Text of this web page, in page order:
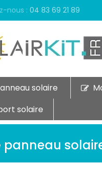
nous : 04 83 69 21 89
solaire
solaire
panneau